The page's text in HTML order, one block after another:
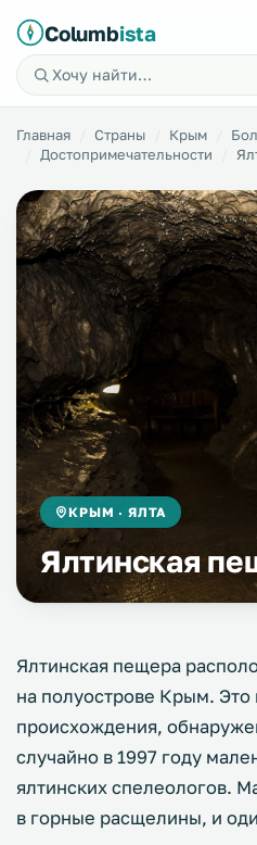
Columbista
Главная Страны Крым
Достопримечательности
КРЫМ · ЯЛТА
Ялтинская
Ялтинская пещера
на полуострове Крым.
происхождения,
случайно в 1997 году
ялтинских спелеологов.
в горные расщелины, и